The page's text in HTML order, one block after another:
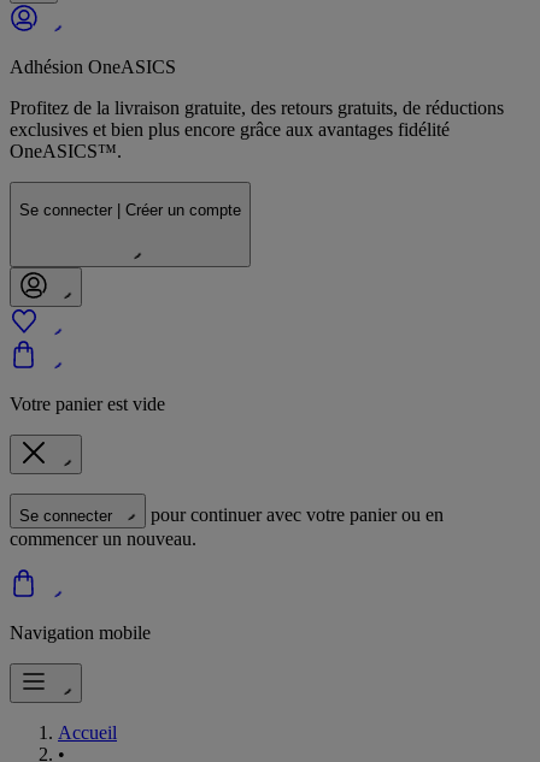
Adhésion OneASICS
Profitez de la livraison gratuite, des retours gratuits, de réductions
exclusives et bien plus encore grâce aux avantages fidélité
OneASICS™.
Se connecter | Créer un compte
Votre panier est vide
Se connecter
pour continuer avec votre panier ou en
commencer un nouveau.
Navigation mobile
Accueil
•